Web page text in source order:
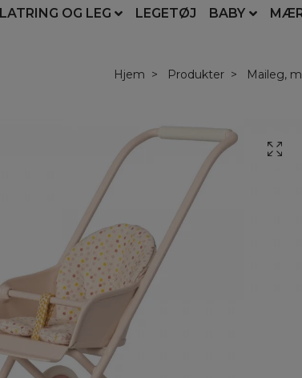
OG LEG LEGETØJ BABY
Hjem Produkter Maileg,